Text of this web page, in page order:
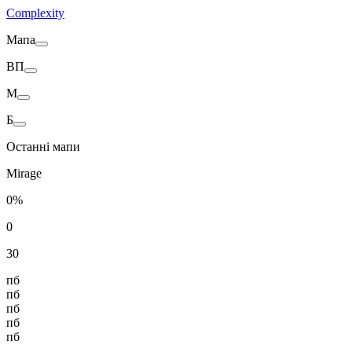
Complexity
Мапа
ВП
M
Б
Останні мапи
Mirage
0%
0
30
пб
пб
пб
пб
пб